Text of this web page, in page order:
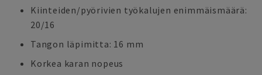
Kiinteiden/pyörivien työkalujen enimmäismäärä:
20/16
Tangon läpimitta: 16 mm
Korkea karan nopeus